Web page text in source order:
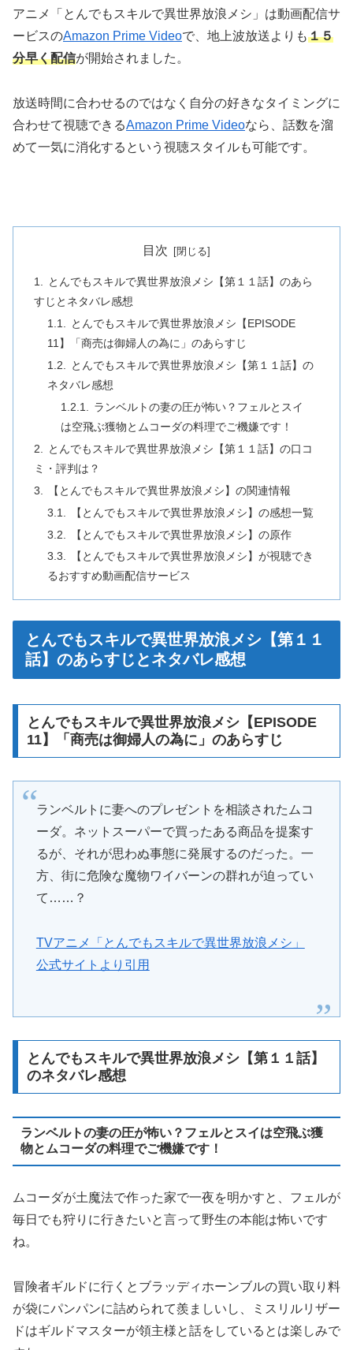
アニメ「とんでもスキルで異世界放浪メシ」は動画配信サ
ービスのAmazon Prime Videoで、地上波放送よりも１５
分早く配信が開始されました。
放送時間に合わせるのではなく自分の好きなタイミングに
合わせて視聴できるAmazon Prime Videoなら、話数を溜
めて一気に消化するという視聴スタイルも可能です。
目次
とんでもスキルで異世界放浪メシ【第１１話】のあら
すじとネタバレ感想
とんでもスキルで異世界放浪メシ【EPISODE
11】「商売は御婦人の為に」のあらすじ
とんでもスキルで異世界放浪メシ【第１１話】の
ネタバレ感想
ランベルトの妻の圧が怖い？フェルとスイ
は空飛ぶ獲物とムコーダの料理でご機嫌です！
とんでもスキルで異世界放浪メシ【第１１話】の口コ
ミ・評判は？
【とんでもスキルで異世界放浪メシ】の関連情報
【とんでもスキルで異世界放浪メシ】の感想一覧
【とんでもスキルで異世界放浪メシ】の原作
【とんでもスキルで異世界放浪メシ】が視聴でき
るおすすめ動画配信サービス
とんでもスキルで異世界放浪メシ【第１１
話】のあらすじとネタバレ感想
とんでもスキルで異世界放浪メシ【EPISODE
11】「商売は御婦人の為に」のあらすじ
ランベルトに妻へのプレゼントを相談されたムコ
ーダ。ネットスーパーで買ったある商品を提案す
るが、それが思わぬ事態に発展するのだった。一
方、街に危険な魔物ワイバーンの群れが迫ってい
て……？
TVアニメ「とんでもスキルで異世界放浪メシ」
公式サイトより引用
とんでもスキルで異世界放浪メシ【第１１話】
のネタバレ感想
ランベルトの妻の圧が怖い？フェルとスイは空飛ぶ獲
物とムコーダの料理でご機嫌です！
ムコーダが土魔法で作った家で一夜を明かすと、フェルが
毎日でも狩りに行きたいと言って野生の本能は怖いです
ね。
冒険者ギルドに行くとブラッディホーンブルの買い取り料
が袋にパンパンに詰められて羨ましいし、ミスリルリザー
ドはギルドマスターが領主様と話をしているとは楽しみで